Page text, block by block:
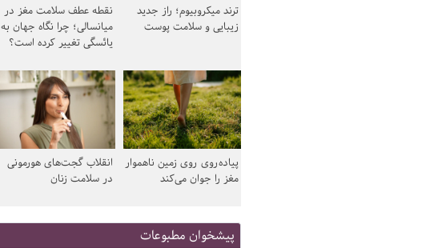
ترند میکروبیوم؛ راز جدید
زیبایی و سلامت پوست
نقطه عطف سلامت مغز در
میانسالی؛ چرا نگاه جهان به
یائسگی تغییر کرده است؟
پیاده‌روی روی زمین ناهموار
مغز را جوان می‌کند
انقلاب گجت‌های هورمونی
در سلامت زنان
پیشخوان مطبوعات